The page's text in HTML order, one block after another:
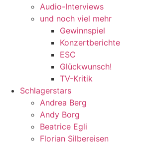
Audio-Interviews
und noch viel mehr
Gewinnspiel
Konzertberichte
ESC
Glückwunsch!
TV-Kritik
Schlagerstars
Andrea Berg
Andy Borg
Beatrice Egli
Florian Silbereisen